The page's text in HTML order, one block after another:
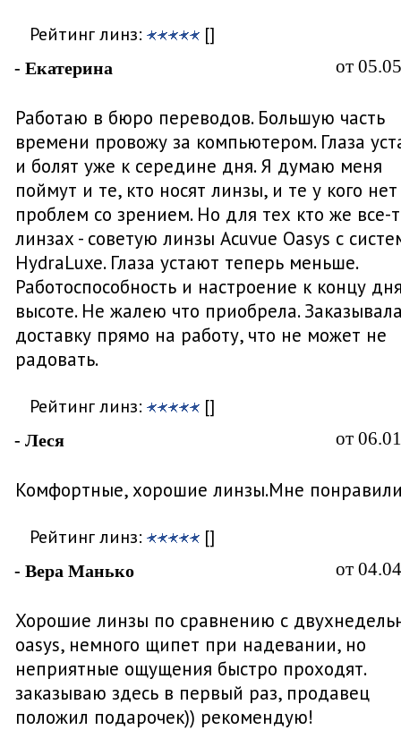
Рейтинг линз: []
- Екатерина от
Работаю в бюро переводов. Большую часть
времени провожу за компьютером. Глаза
и болят уже к середине дня. Я думаю меня
поймут и те, кто носят линзы, и те у кого нет
проблем со зрением. Но для тех кто же все-
линзах - советую линзы Acuvue Oasys с
HydraLuxe. Глаза устают теперь меньше.
Работоспособность и настроение к концу
высоте. Не жалею что приобрела.
доставку прямо на работу, что не может не
радовать.
Рейтинг линз: []
- Леся от
Комфортные, хорошие линзы.Мне
Рейтинг линз: []
- Вера Манько от
Хорошие линзы по сравнению с
oasys, немного щипет при надевании, но
неприятные ощущения быстро проходят.
заказываю здесь в первый раз, продавец
положил подарочек)) рекомендую!